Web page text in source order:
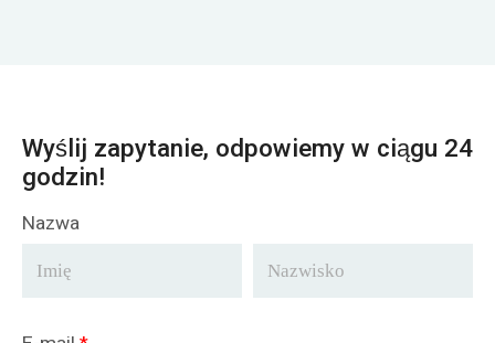
Wyślij zapytanie, odpowiemy w ciągu 24
godzin!
Nazwa